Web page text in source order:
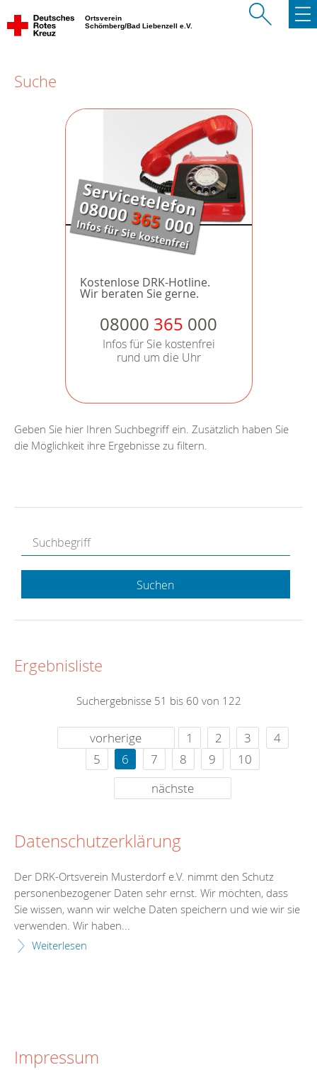
Ortsverein
Schömberg/Bad Liebenzell e.V.
Suche
Kostenlose DRK-Hotline.
Wir beraten Sie gerne.
08000 365 000
Infos für Sie kostenfrei
rund um die Uhr
Geben Sie hier Ihren Suchbegriff ein. Zusätzlich haben Sie
die Möglichkeit ihre Ergebnisse zu filtern.
Suchen
Ergebnisliste
Suchergebnisse 51 bis 60 von 122
vorherige 1 2 3
4
5
6 7 8 9
10
nächste
Datenschutzerklärung
Der DRK-Ortsverein Musterdorf e.V. nimmt den Schutz
personenbezogener Daten sehr ernst. Wir möchten, dass
Sie wissen, wann wir welche Daten speichern und wie wir sie
verwenden. Wir haben...
Weiterlesen
Impressum